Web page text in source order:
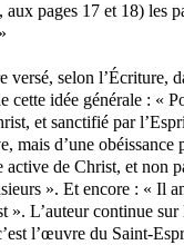
pages 17 et 18) les
selon l’Écriture,
idée générale : «
et sanctifié par
mais d’une
de Christ, et non
». Et encore : « Il
». L’auteur continue
l’œuvre du Saint-